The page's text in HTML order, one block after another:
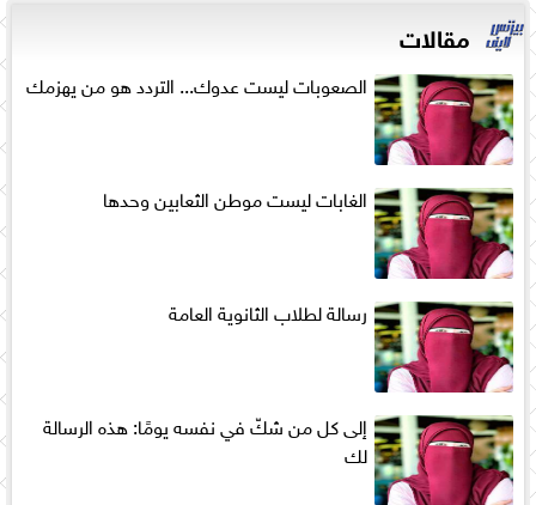
مقالات
الصعوبات ليست عدوك... التردد هو من يهزمك
الغابات ليست موطن الثعابين وحدها
رسالة لطلاب الثانوية العامة
إلى كل من شكّ في نفسه يومًا: هذه الرسالة
لك